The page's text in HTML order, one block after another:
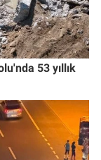
53 yıllık